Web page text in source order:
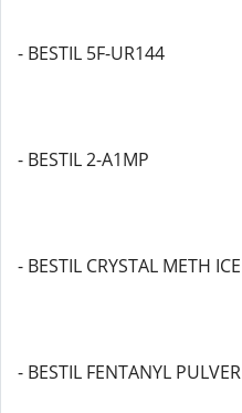
- BESTIL 5F-UR144
- BESTIL 2-A1MP
- BESTIL CRYSTAL METH ICE
- BESTIL FENTANYL PULVER